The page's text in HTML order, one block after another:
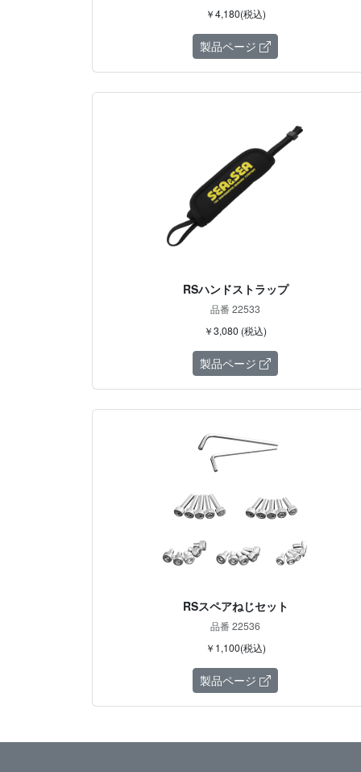
￥4,180(税込)
製品ページ
RSハンドストラップ
品番 22533
￥3,080 (税込)
製品ページ
RSスペアねじセット
品番 22536
￥1,100(税込)
製品ページ